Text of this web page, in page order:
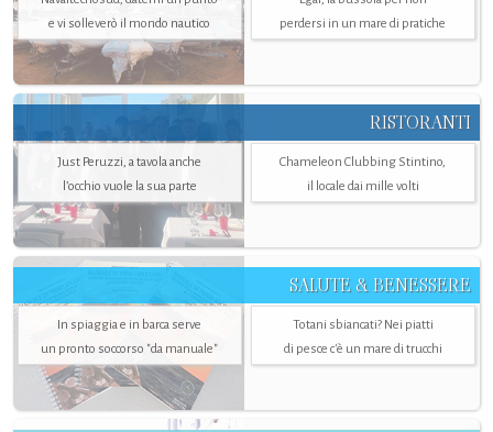
e vi solleverò il mondo nautico
perdersi in un mare di pratiche
RISTORANTI
Just Peruzzi, a tavola anche
l’occhio vuole la sua parte
Chameleon Clubbing Stintino,
il locale dai mille volti
SALUTE & BENESSERE
In spiaggia e in barca serve
un pronto soccorso "da manuale"
Totani sbiancati? Nei piatti
di pesce c'è un mare di trucchi